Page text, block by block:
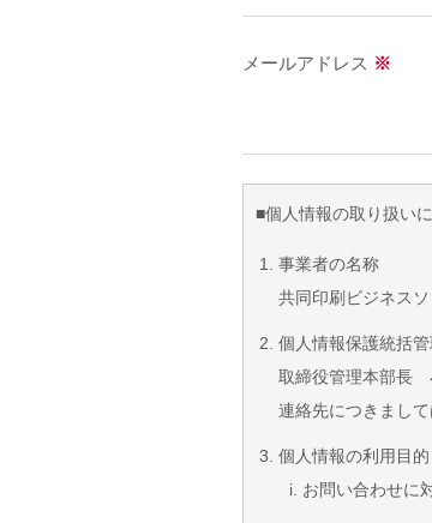
メールアドレス ※
■個人情報の取り扱い
事業者の名称
共同印刷ビジネス
個人情報保護統括
取締役管理本部
連絡先につきまし
個人情報の利用目的
お問い合わせに